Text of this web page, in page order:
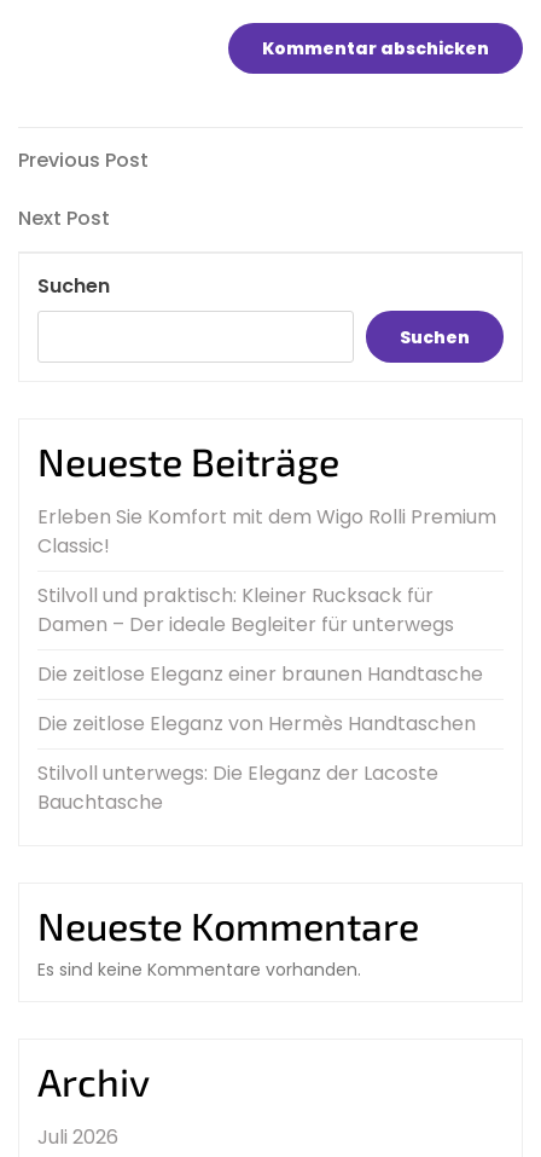
Beitragsnavigation
Previous
Previous Post
Next
Next Post
Suchen
Suchen
Neueste Beiträge
Erleben Sie Komfort mit dem Wigo Rolli Premium
Classic!
Stilvoll und praktisch: Kleiner Rucksack für
Damen – Der ideale Begleiter für unterwegs
Die zeitlose Eleganz einer braunen Handtasche
Die zeitlose Eleganz von Hermès Handtaschen
Stilvoll unterwegs: Die Eleganz der Lacoste
Bauchtasche
Neueste Kommentare
Es sind keine Kommentare vorhanden.
Archiv
Juli 2026